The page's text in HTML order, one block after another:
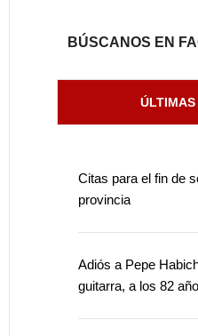
BÚSCANOS EN
Citas para el fin de
provincia
Adiós a Pepe
guitarra, a los 82